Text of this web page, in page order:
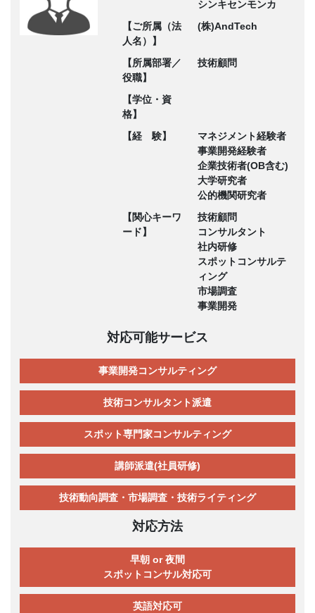
シンキセンモンカ
【ご所属（法
人名）】
(株)AndTech
【所属部署／
役職】
技術顧問
【学位・資
格】
【経 験】
マネジメント経験者
事業開発経験者
企業技術者(OB含む)
大学研究者
公的機関研究者
【関心キーワ
ード】
技術顧問
コンサルタント
社内研修
スポットコンサルテ
ィング
市場調査
事業開発
対応可能サービス
事業開発コンサルティング
技術コンサルタント派遣
スポット専門家コンサルティング
講師派遣(社員研修)
技術動向調査・市場調査・技術ライティング
対応方法
早朝 or 夜間
スポットコンサル対応可
英語対応可